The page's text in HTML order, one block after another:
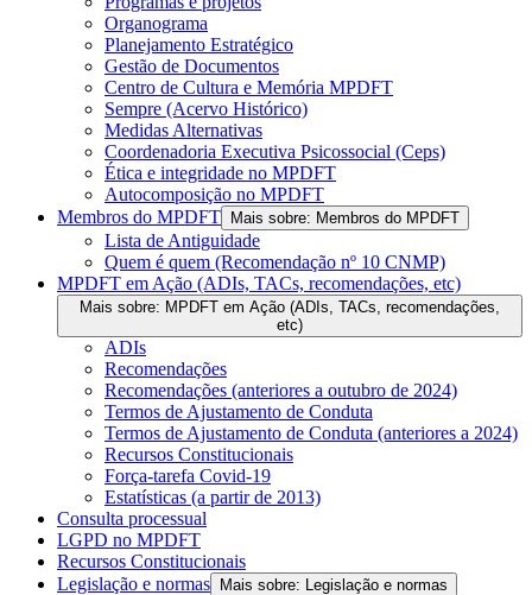
Organograma
Planejamento Estratégico
Gestão de Documentos
Centro de Cultura e Memória MPDFT
Sempre (Acervo Histórico)
Medidas Alternativas
Coordenadoria Executiva Psicossocial (Ceps)
Ética e integridade no MPDFT
Autocomposição no MPDFT
Membros do MPDFT
Mais sobre: Membros do MPDFT
Lista de Antiguidade
Quem é quem (Recomendação nº 10 CNMP)
MPDFT em Ação (ADIs, TACs, recomendações, etc)
Mais sobre: MPDFT em Ação (ADIs, TACs, recomendações,
etc)
ADIs
Recomendações
Recomendações (anteriores a outubro de 2024)
Termos de Ajustamento de Conduta
Termos de Ajustamento de Conduta (anteriores a 2024)
Recursos Constitucionais
Força-tarefa Covid-19
Estatísticas (a partir de 2013)
Consulta processual
LGPD no MPDFT
Recursos Constitucionais
Legislação e normas
Mais sobre: Legislação e normas